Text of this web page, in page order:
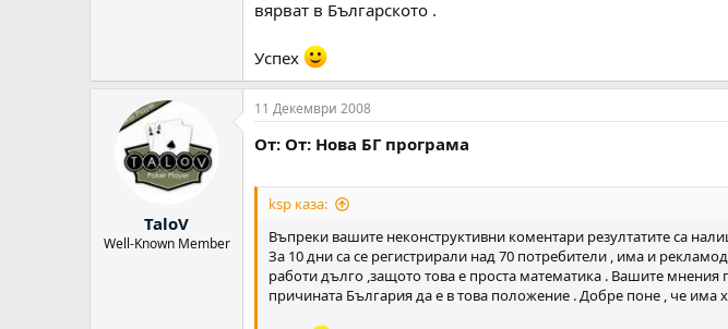
вярват в Българското .
Успех
TaloV
Well-Known Member
11 Декември 2008
От: От: Нова БГ програма
ksp каза:
Въпреки вашите неконструктивни коментари резултатите са
За 10 дни са се регистрирали над 70 потребители , има и
работи дълго ,защото това е проста математика . Вашите
причината България да е в това положение . Добре поне , че има